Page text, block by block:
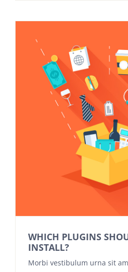
WHICH PLUGINS
INSTALL?
Morbi vestibulum urna sit